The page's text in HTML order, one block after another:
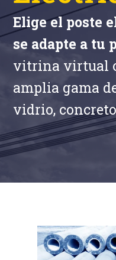
Elige el poste
se adapte a tu
vitrina virtual
amplia gama
vidrio,